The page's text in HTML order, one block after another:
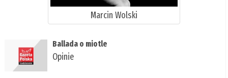
Marcin Wolski
Ballada o miotle
Opinie